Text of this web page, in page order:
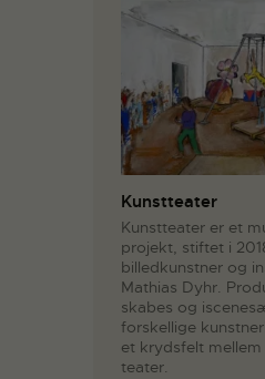
Kunstteater
Kunstteater er et
projekt, stiftet i
billedkunstner og
Mathias Dyhr.
skabes og
forskellige
et krydsfelt
teater.